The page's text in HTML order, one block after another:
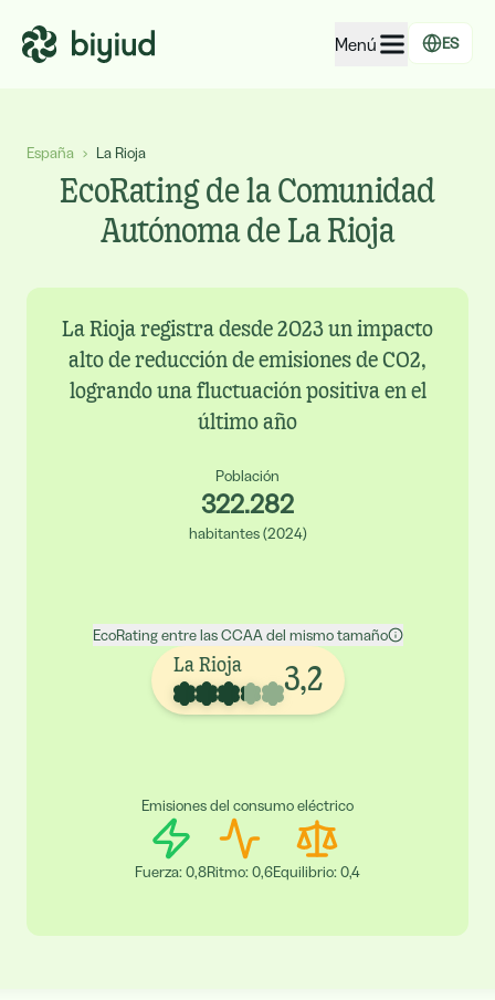
Menú
Para personas
Para administraciones
Para empresas
ES
España › La Rioja
EcoRating de la Comunidad
Autónoma de La Rioja
La Rioja registra desde 2023 un impacto
alto de reducción de emisiones de CO2,
logrando una fluctuación positiva en el
último año
Población
322.282
habitantes(2024)
EcoRating entre las CCAA del mismo tamaño
La Rioja
3,2
Emisiones del consumo eléctrico
Fuerza:0,8Ritmo:0,6Equilibrio:0,4